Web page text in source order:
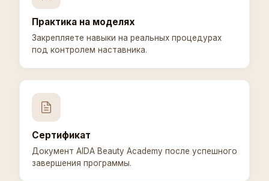
Практика на моделях
Закрепляете навыки на реальных процедурах
под контролем наставника.
Сертификат
Документ AIDA Beauty Academy после успешного
завершения программы.